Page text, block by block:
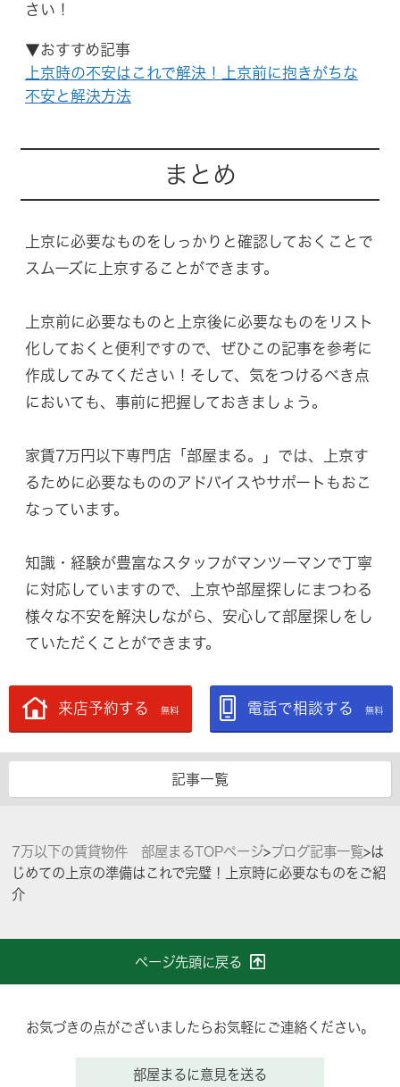
さい！
▼おすすめ記事
上京時の不安はこれで解決！上京前に抱きがちな
不安と解決方法
まとめ
上京に必要なものをしっかりと確認しておくことで
スムーズに上京することができます。
上京前に必要なものと上京後に必要なものをリスト
化しておくと便利ですので、ぜひこの記事を参考に
作成してみてください！そして、気をつけるべき点
においても、事前に把握しておきましょう。
家賃7万円以下専門店「部屋まる。」では、上京す
るために必要なもののアドバイスやサポートもおこ
なっています。
知識・経験が豊富なスタッフがマンツーマンで丁寧
に対応していますので、上京や部屋探しにまつわる
様々な不安を解決しながら、安心して部屋探しをし
ていただくことができます。
来店予約する 無料 電話で相談する 無料
記事一覧
7万以下の賃貸物件 部屋まるTOPページ>ブログ記事一覧>は
じめての上京の準備はこれで完璧！上京時に必要なものをご紹
介
ページ先頭に戻る
お気づきの点がございましたらお気軽にご連絡ください。
部屋まるに意見を送る